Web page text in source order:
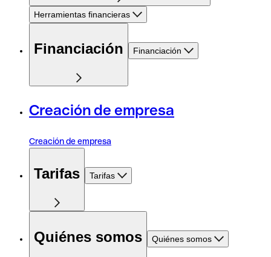
Herramientas financieras
Financiación Financiación
Creación de empresa
Creación de empresa
Tarifas Tarifas
Quiénes somos Quiénes somos